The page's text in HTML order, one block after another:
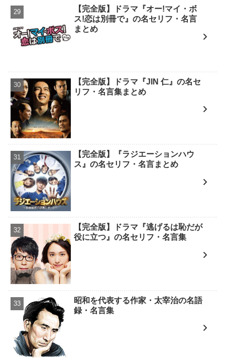
【完全版】ドラマ『オー!マイ・ボ
ス!恋は別冊で』の名セリフ・名言
まとめ
【完全版】ドラマ『JIN 仁』の名セ
リフ・名言集まとめ
【完全版】『ラジエーションハウ
ス』の名セリフ・名言まとめ
【完全版】ドラマ『逃げるは恥だが
役に立つ』の名セリフ・名言集
昭和を代表する作家・太宰治の名語
録・名言集